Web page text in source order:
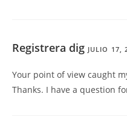
Registrera dig JULIO 17,
Your point of view caught
Thanks. I have a question